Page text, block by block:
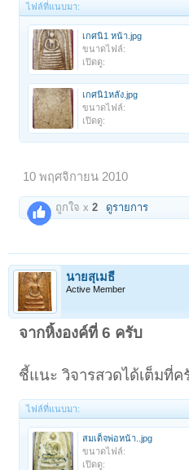
ไฟล์ที่แนบมา:
เกศนิ1 หน้า.jpg
ขนาดไฟล์:
เปิดดู:
เกศนิ1หลัง.jpg
ขนาดไฟล์:
เปิดดู:
10 พฤศจิกายน 2010
ถูกใจ x2 ดูรายการ
นายสุเมธี
Active Member
จากหิ้งองค์ที่ 6 ครับ
ชี้แนะ วิจารสวดได้เต็มที่ค
ไฟล์ที่แนบมา:
สมเด็จพ่อหน้า..jpg
ขนาดไฟล์:
เปิดดู: